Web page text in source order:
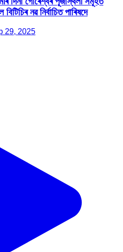
নৱ নিৰ্বাচিত পাৰিষদে
29, 2025